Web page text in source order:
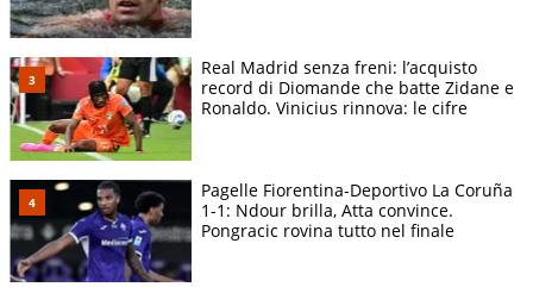
Real Madrid senza freni: l’acquisto
record di Diomande che batte Zidane e
Ronaldo. Vinicius rinnova: le cifre
Pagelle Fiorentina-Deportivo La Coruña
1-1: Ndour brilla, Atta convince.
Pongracic rovina tutto nel finale